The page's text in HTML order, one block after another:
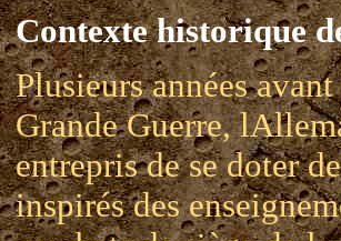
Contexte historique
Plusieurs années
Grande Guerre,
entrepris de se doter
inspirés des